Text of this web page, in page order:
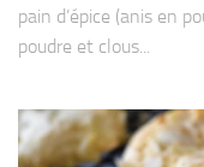
pain d’épice (anis en
poudre et clous...